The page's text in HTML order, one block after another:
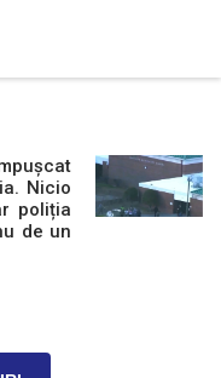
Nicio
poliția
de un